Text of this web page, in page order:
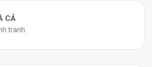
CẢ
tranh